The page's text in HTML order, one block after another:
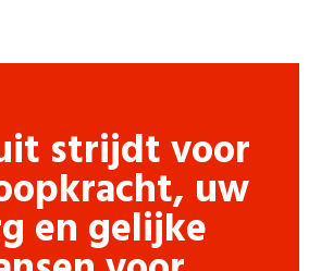
strijdt voor
uw
en gelijke